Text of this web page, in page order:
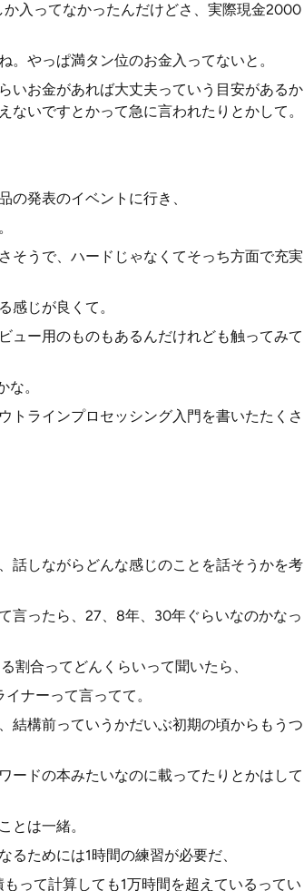
入ってなかったんだけどさ、実際現金2000
やっぱ満タン位のお金入ってないと。
いお金があれば大丈夫っていう目安があるか
いですとかって急に言われたりとかして。
発表のイベントに行き、
そうで、ハードじゃなくてそっち方面で充実
感じが良くて。
ュー用のものもあるんだけれども触ってみて
。
トラインプロセッシング入門を書いたたくさ
話しながらどんな感じのことを話そうかを考
言ったら、27、8年、30年ぐらいなのかなっ
割合ってどんくらいって聞いたら、
ナーって言ってて。
結構前っていうかだいぶ初期の頃からもうつ
ードの本みたいなのに載ってたりとかはして
とは一緒。
ためには1時間の練習が必要だ、
って計算しても1万時間を超えているってい